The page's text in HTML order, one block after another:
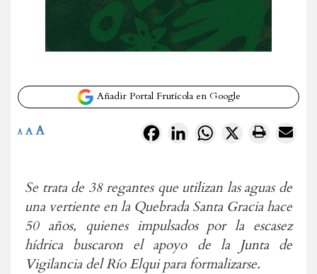
Añadir Portal Frutícola en Google
FacebookLinkedInWhatsApp
X
A A A
Se trata de 38 regantes que utilizan las aguas de
una vertiente en la Quebrada Santa Gracia hace
50 años, quienes impulsados por la escasez
hídrica buscaron el apoyo de la Junta de
Vigilancia del Río Elqui para formalizarse.